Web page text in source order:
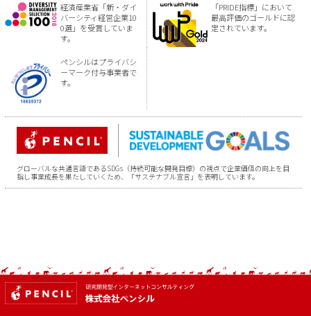
経済産業省「新・ダイ
バーシティ経営企業10
0選」を受賞していま
す。
「PRIDE指標」において
最高評価のゴールドに認
定されています。
ペンシルはプライバシ
ーマーク付与事業者で
す。
グローバルな共通言語であるSDGs（持続可能な開発目標）の視点で企業価値の向上を目
指し事業成長を果たしていくため、「サステナブル宣言」を表明しています。